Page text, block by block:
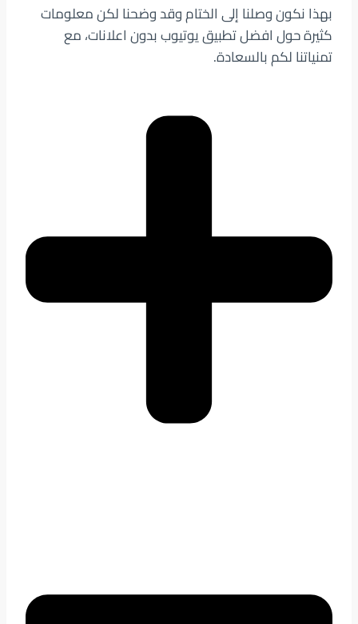
بهذا نكون وصلنا إلى الختام وقد وضحنا لكن معلومات
كثيرة حول افضل تطبيق يوتيوب بدون اعلانات، مع
تمنياتنا لكم بالسعادة.